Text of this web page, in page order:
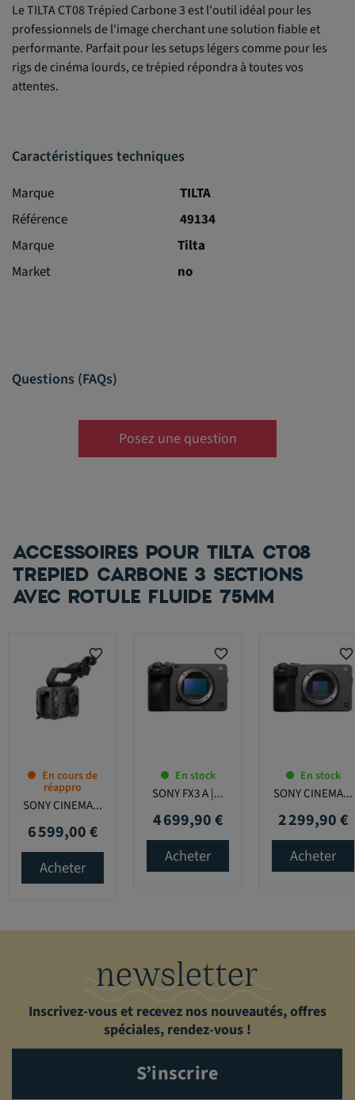
Le TILTA CT08 Trépied Carbone 3 est l'outil idéal pour les
professionnels de l'image cherchant une solution fiable et
performante. Parfait pour les setups légers comme pour les
rigs de cinéma lourds, ce trépied répondra à toutes vos
attentes.
Caractéristiques techniques
Marque
TILTA
Référence
49134
Marque
Tilta
Market
no
Questions (FAQs)
Posez une question
ACCESSOIRES POUR TILTA CT08
TREPIED CARBONE 3 SECTIONS
AVEC ROTULE FLUIDE 75MM
favorite_border
En cours de
réappro
SONY CINEMA...
Prix
6 599,00 €
Acheter
favorite_border
En stock
SONY FX3 A |...
Prix
4 699,90 €
Acheter
favorite_border
En stock
SONY CINEMA...
Prix
2 299,90 €
Acheter
newsletter
Inscrivez-vous et recevez nos nouveautés, offres
spéciales, rendez-vous !
S’inscrire